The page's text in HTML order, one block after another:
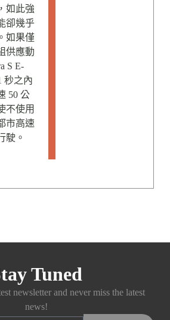
如此強
卻幾乎
如果僅
供應動
S E-
秒之內
50 公
不使用
市高速
駛。
Tuned
newsletter and never miss the latest
news!